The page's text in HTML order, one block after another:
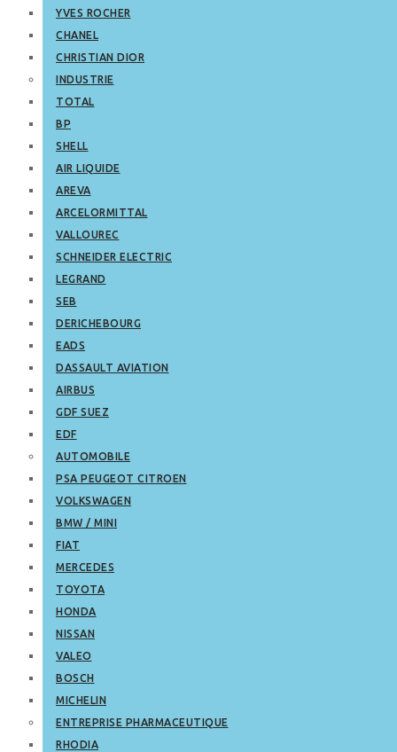
YVES ROCHER
CHANEL
CHRISTIAN DIOR
INDUSTRIE
TOTAL
BP
SHELL
AIR LIQUIDE
AREVA
ARCELORMITTAL
VALLOUREC
SCHNEIDER ELECTRIC
LEGRAND
SEB
DERICHEBOURG
EADS
DASSAULT AVIATION
AIRBUS
GDF SUEZ
EDF
AUTOMOBILE
PSA PEUGEOT CITROEN
VOLKSWAGEN
BMW / MINI
FIAT
MERCEDES
TOYOTA
HONDA
NISSAN
VALEO
BOSCH
MICHELIN
ENTREPRISE PHARMACEUTIQUE
RHODIA